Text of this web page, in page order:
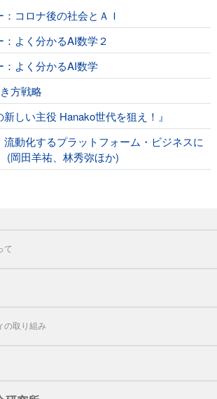
コロナ後の社会とＡＩ
よく分かるAI数学２
：よく分かるAI数学
方戦略
新しい主役 Hanako世代を狙え！』
動化するプラットフォーム・ビジネスに
(岡田羊祐、林秀弥ほか)
て
の取り組み